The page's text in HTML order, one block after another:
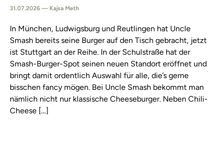
31.07.2026 — Kajsa Meth
In München, Ludwigsburg und Reutlingen hat Uncle
Smash bereits seine Burger auf den Tisch gebracht, jetzt
ist Stuttgart an der Reihe. In der Schulstraße hat der
Smash-Burger-Spot seinen neuen Standort eröffnet und
bringt damit ordentlich Auswahl für alle, die’s gerne
bisschen fancy mögen. Bei Uncle Smash bekommt man
nämlich nicht nur klassische Cheeseburger. Neben Chili-
Cheese […]